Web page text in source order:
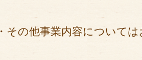
その他事業内容について